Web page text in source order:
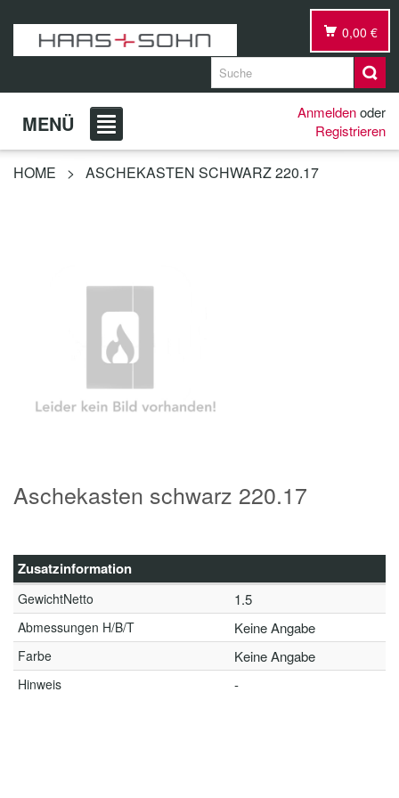
0,00 €
MENÜ Anmeldenoder
Registrieren
HOME > ASCHEKASTEN SCHWARZ 220.17
Aschekasten schwarz 220.17
Zusatzinformation
GewichtNetto 1.5
Abmessungen H/B/T Keine Angabe
Farbe Keine Angabe
Hinweis -